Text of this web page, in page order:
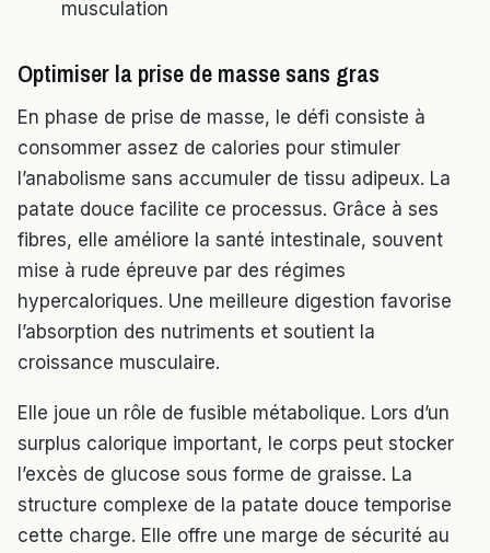
musculation
Optimiser la prise de masse sans gras
En phase de prise de masse, le défi consiste à
consommer assez de calories pour stimuler
l’anabolisme sans accumuler de tissu adipeux. La
patate douce facilite ce processus. Grâce à ses
fibres, elle améliore la santé intestinale, souvent
mise à rude épreuve par des régimes
hypercaloriques. Une meilleure digestion favorise
l’absorption des nutriments et soutient la
croissance musculaire.
Elle joue un rôle de fusible métabolique. Lors d’un
surplus calorique important, le corps peut stocker
l’excès de glucose sous forme de graisse. La
structure complexe de la patate douce temporise
cette charge. Elle offre une marge de sécurité au